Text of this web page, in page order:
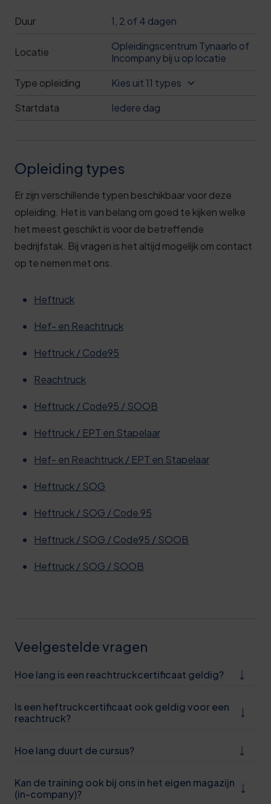
Duur 1, 2 of 4 dagen
Locatie
Opleidingscentrum Tynaarlo of
Incompany bij u op locatie
Type opleiding
Kies uit 11 types
Startdata
Iedere dag
Opleiding types
Er zijn verschillende typen beschikbaar voor deze
opleiding. Het is van belang om goed te kijken welke
het meest geschikt is voor de betreffende
bedrijfstak. Bij vragen is het altijd mogelijk om contact
op te nemen met ons.
Heftruck
Hef- en Reachtruck
Heftruck / Code95
Reachtruck
Heftruck / Code95 / SOOB
Heftruck / EPT en Stapelaar
Hef- en Reachtruck / EPT en Stapelaar
Heftruck / SOG
Heftruck / SOG / Code 95
Heftruck / SOG / Code95 / SOOB
Heftruck / SOG / SOOB
Veelgestelde vragen
Hoe lang is een reachtruckcertificaat geldig?
Is een heftruckcertificaat ook geldig voor een
reachtruck?
Hoe lang duurt de cursus?
Kan de training ook bij ons in het eigen magazijn
(in-company)?
0
5
0